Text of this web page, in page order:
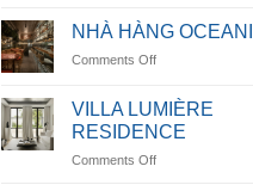
Villa
NHÀ HÀNG
Comments Offon
HÀNG
OCEANICA
VILLA LUMIÈRE
RESIDENCE
Comments Offon